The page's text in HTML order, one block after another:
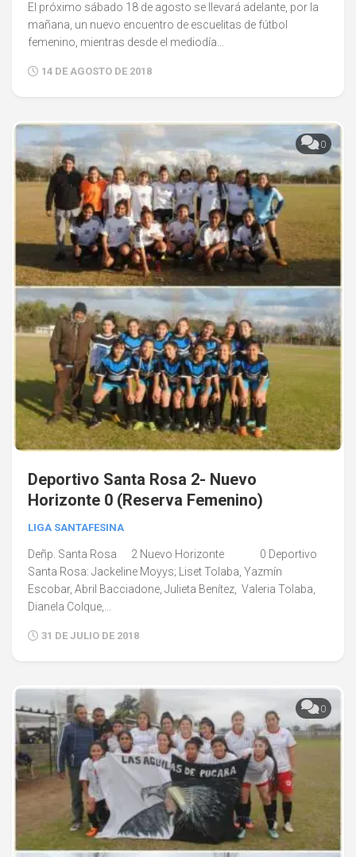
El próximo sábado 18 de agosto se llevará adelante, por la
mañana, un nuevo encuentro de escuelitas de fútbol
femenino, mientras desde el mediodía...
14 DE AGOSTO DE 2018
0
Deportivo Santa Rosa 2- Nuevo
Horizonte 0 (Reserva Femenino)
LIGA SANTAFESINA
Deñp. Santa Rosa 2 Nuevo Horizonte 0 Deportivo
Santa Rosa: Jackeline Moyys; Liset Tolaba, Yazmín
Escobar, Abril Bacciadone, Julieta Benítez, Valeria Tolaba,
Dianela Colque,...
31 DE JULIO DE 2018
0